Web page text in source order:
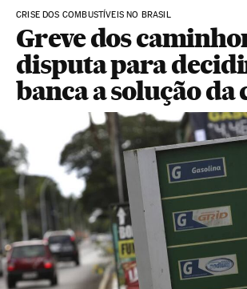
CRISE DOS COMBUSTÍVEIS NO BRASIL
Greve dos
disputa para
banca a solução da